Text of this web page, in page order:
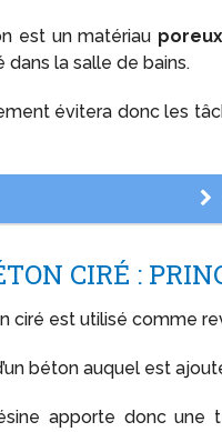
est un matériau
dans la salle de bains.
évitera donc les
CIRÉ :
ciré est utilisé comme
béton auquel est
apporte donc une